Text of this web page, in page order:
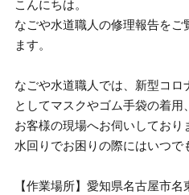
こんにちは。
なごや水道職人の修理報告を
ます。
なごや水道職人では、新型コ
としてマスクやゴム手袋の着用
お客様の現場へお伺いしており
水回りでお困りの際にはいつで
【作業場所】愛知県名古屋市